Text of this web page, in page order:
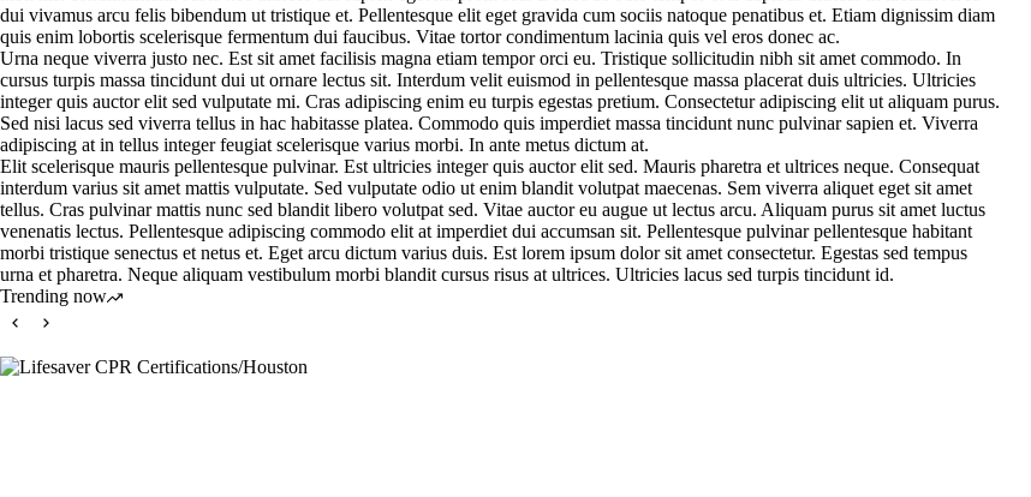
dui vivamus arcu felis bibendum ut tristique et. Pellentesque elit eget gravida cum sociis natoque penatibus et. Etiam dignissim diam
quis enim lobortis scelerisque fermentum dui faucibus. Vitae tortor condimentum lacinia quis vel eros donec ac.
Urna neque viverra justo nec. Est sit amet facilisis magna etiam tempor orci eu. Tristique sollicitudin nibh sit amet commodo. In
cursus turpis massa tincidunt dui ut ornare lectus sit. Interdum velit euismod in pellentesque massa placerat duis ultricies. Ultricies
integer quis auctor elit sed vulputate mi. Cras adipiscing enim eu turpis egestas pretium. Consectetur adipiscing elit ut aliquam purus.
Sed nisi lacus sed viverra tellus in hac habitasse platea. Commodo quis imperdiet massa tincidunt nunc pulvinar sapien et. Viverra
adipiscing at in tellus integer feugiat scelerisque varius morbi. In ante metus dictum at.
Elit scelerisque mauris pellentesque pulvinar. Est ultricies integer quis auctor elit sed. Mauris pharetra et ultrices neque. Consequat
interdum varius sit amet mattis vulputate. Sed vulputate odio ut enim blandit volutpat maecenas. Sem viverra aliquet eget sit amet
tellus. Cras pulvinar mattis nunc sed blandit libero volutpat sed. Vitae auctor eu augue ut lectus arcu. Aliquam purus sit amet luctus
venenatis lectus. Pellentesque adipiscing commodo elit at imperdiet dui accumsan sit. Pellentesque pulvinar pellentesque habitant
morbi tristique senectus et netus et. Eget arcu dictum varius duis. Est lorem ipsum dolor sit amet consectetur. Egestas sed tempus
urna et pharetra. Neque aliquam vestibulum morbi blandit cursus risus at ultrices. Ultricies lacus sed turpis tincidunt id.
Trending now